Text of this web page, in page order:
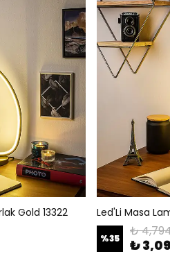
Gold 13322 Led'Li Masa
%35 ₺
₺